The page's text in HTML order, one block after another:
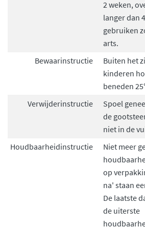
2 weken,
langer dan
gebruiken
arts.
Bewaarinstructie
Buiten het
kinderen
beneden
Verwijderinstructie
Spoel
de
niet in de
Houdbaarheidinstructie
Niet meer
op
na' staan
De laatste
de uiterste